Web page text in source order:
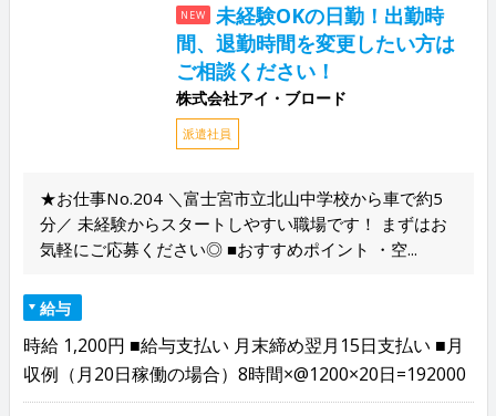
NEW
未経験OKの日勤！出勤時
間、退勤時間を変更したい方は
ご相談ください！
株式会社アイ・ブロード
派遣社員
★お仕事No.204 ＼富士宮市立北山中学校から車で約5
分／ 未経験からスタートしやすい職場です！ まずはお
気軽にご応募ください◎ ■おすすめポイント ・空...
給与
時給 1,200円 ■給与支払い 月末締め翌月15日支払い ■月
収例（月20日稼働の場合）8時間×@1200×20日=192000